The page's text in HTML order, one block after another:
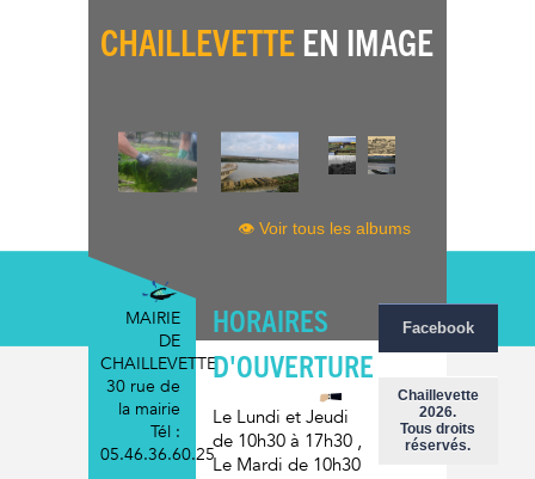
CHAILLEVETTE EN IMAGE
👁 Voir tous les albums
MAIRIE
DE
CHAILLEVETTE
30 rue de
la mairie
Tél :
05.46.36.60.25
HORAIRES
D'OUVERTURE
Le Lundi et Jeudi
de 10h30 à 17h30 ,
Le Mardi de 10h30
Facebook
Chaillevette
2026.
Tous droits
réservés.